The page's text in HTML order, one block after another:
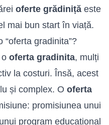
oferte grădiniță este
mai bun start în viață.
gradinita”?
oferta gradinita, mulți
la costuri. Însă, acest
și complex. O oferta
promisiunea unui
program educațional